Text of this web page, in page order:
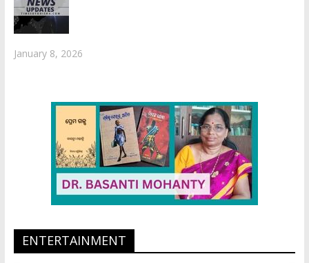
January 8, 2026
ENTERTAINMENT